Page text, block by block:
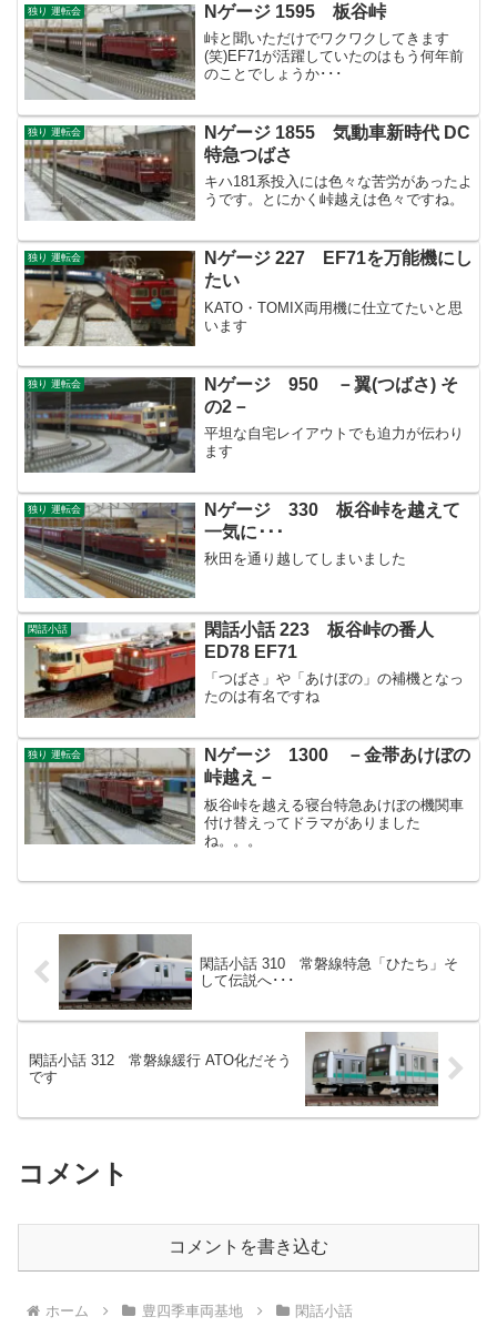
独り 運転会 Nゲージ 1595 板谷峠
峠と聞いただけでワクワクしてきます
(笑)EF71が活躍していたのはもう何年前
のことでしょうか･･･
独り 運転会
Nゲージ 1855 気動車新時代 DC
特急つばさ
キハ181系投入には色々な苦労があったよ
うです。とにかく峠越えは色々ですね。
独り 運転会
Nゲージ 227 EF71を万能機にし
たい
KATO・TOMIX両用機に仕立てたいと思
います
独り 運転会
Nゲージ 950 －翼(つばさ) そ
の2－
平坦な自宅レイアウトでも迫力が伝わり
ます
独り 運転会
Nゲージ 330 板谷峠を越えて
一気に･･･
秋田を通り越してしまいました
閑話小話
閑話小話 223 板谷峠の番人
ED78 EF71
「つばさ」や「あけぼの」の補機となっ
たのは有名ですね
独り 運転会
Nゲージ 1300 －金帯あけぼの
峠越え－
板谷峠を越える寝台特急あけぼの機関車
付け替えってドラマがありました
ね。。。
閑話小話 310 常磐線特急「ひたち」そ
して伝説へ･･･
閑話小話 312 常磐線緩行 ATO化だそう
です
コメント
コメントを書き込む
ホーム 豊四季車両基地 閑話小話